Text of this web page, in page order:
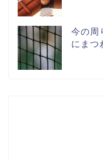
今の周
にまつ